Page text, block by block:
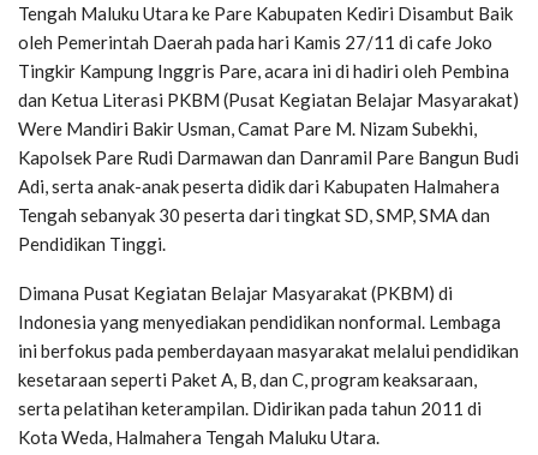
Tengah Maluku Utara ke Pare Kabupaten Kediri Disambut Baik
oleh Pemerintah Daerah pada hari Kamis 27/11 di cafe Joko
Tingkir Kampung Inggris Pare, acara ini di hadiri oleh Pembina
dan Ketua Literasi PKBM (Pusat Kegiatan Belajar Masyarakat)
Were Mandiri Bakir Usman, Camat Pare M. Nizam Subekhi,
Kapolsek Pare Rudi Darmawan dan Danramil Pare Bangun Budi
Adi, serta anak-anak peserta didik dari Kabupaten Halmahera
Tengah sebanyak 30 peserta dari tingkat SD, SMP, SMA dan
Pendidikan Tinggi.
Dimana Pusat Kegiatan Belajar Masyarakat (PKBM) di
Indonesia yang menyediakan pendidikan nonformal. Lembaga
ini berfokus pada pemberdayaan masyarakat melalui pendidikan
kesetaraan seperti Paket A, B, dan C, program keaksaraan,
serta pelatihan keterampilan. Didirikan pada tahun 2011 di
Kota Weda, Halmahera Tengah Maluku Utara.